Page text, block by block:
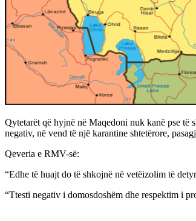
Qytetarët që hyjnë në Maqedoni nuk kanë pse të
negativ, në vend të një karantine shtetërore,
Qeveria e RMV-së:
“Edhe të huajt do të shkojnë në vetëizolim të
“Ttesti negativ i domosdoshëm dhe respektim i